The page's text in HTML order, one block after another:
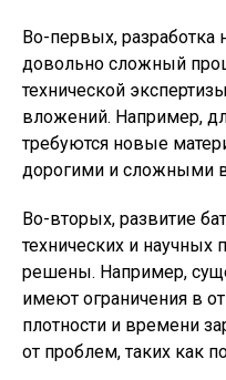
Во-первых, разработка
довольно сложный
технической
вложений. Например,
требуются новые
дорогими и сложными
Во-вторых, развитие
технических и
решены. Например,
имеют ограничения в
плотности и времени
от проблем, таких как